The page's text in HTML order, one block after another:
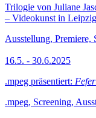
Trilogie von Juliane
– Videokunst in
Ausstellung, Premiere,
16.5. - 30.6.2025
.mpeg präsentiert:
.mpeg, Screening,